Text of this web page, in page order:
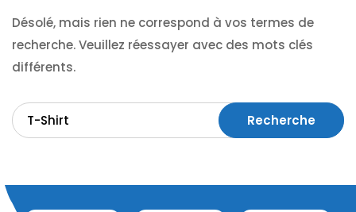
Désolé, mais rien ne correspond à vos termes de
recherche. Veuillez réessayer avec des mots clés
différents.
Recherche